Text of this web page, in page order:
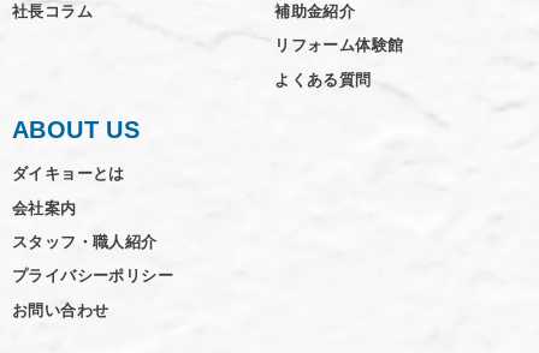
社長コラム
補助金紹介
リフォーム体験館
よくある質問
ABOUT US
ダイキョーとは
会社案内
スタッフ・職人紹介
プライバシーポリシー
お問い合わせ